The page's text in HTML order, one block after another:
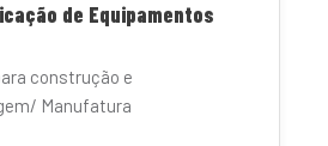
de Equipamentos
construção e
Manufatura